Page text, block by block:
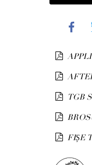
TGB
FIȘE